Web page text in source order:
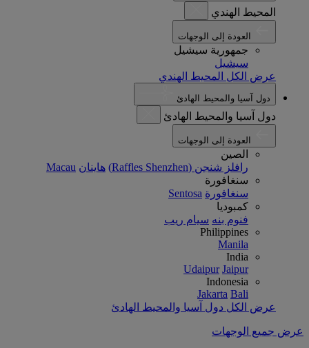
المحيط الهندي
جمهورية سيشيل
سيشيل
عرض الكل المحيط الهندي
دول آسيا والمحيط الهادئ
دول آسيا والمحيط الهادئ
الصين
رافلز شنجن (Raffles Shenzhen)
هاينان Macau
سنغافورة
سنغافورة Sentosa
كمبوديا
فنوم بنه سيام ريب
Philippines
Manila
India
Udaipur Jaipur
Indonesia
Jakarta Bali
عرض الكل دول آسيا والمحيط الهادئ
عرض جميع الوجهات